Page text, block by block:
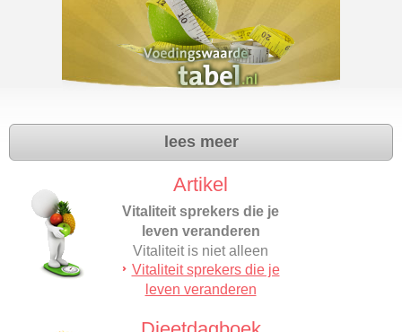
lees meer
Artikel
Vitaliteit sprekers die je
leven veranderen
Vitaliteit is niet alleen
fysieke gezondheid maar
ook een levenskracht…
Vitaliteit sprekers die je
leven veranderen